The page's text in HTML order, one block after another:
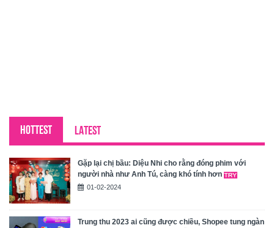
HOTTEST LATEST
Gặp lại chị bầu: Diệu Nhi cho rằng đóng phim với
người nhà như Anh Tú, càng khó tính hơn
01-02-2024
Trung thu 2023 ai cũng được chiều, Shopee tung ngàn